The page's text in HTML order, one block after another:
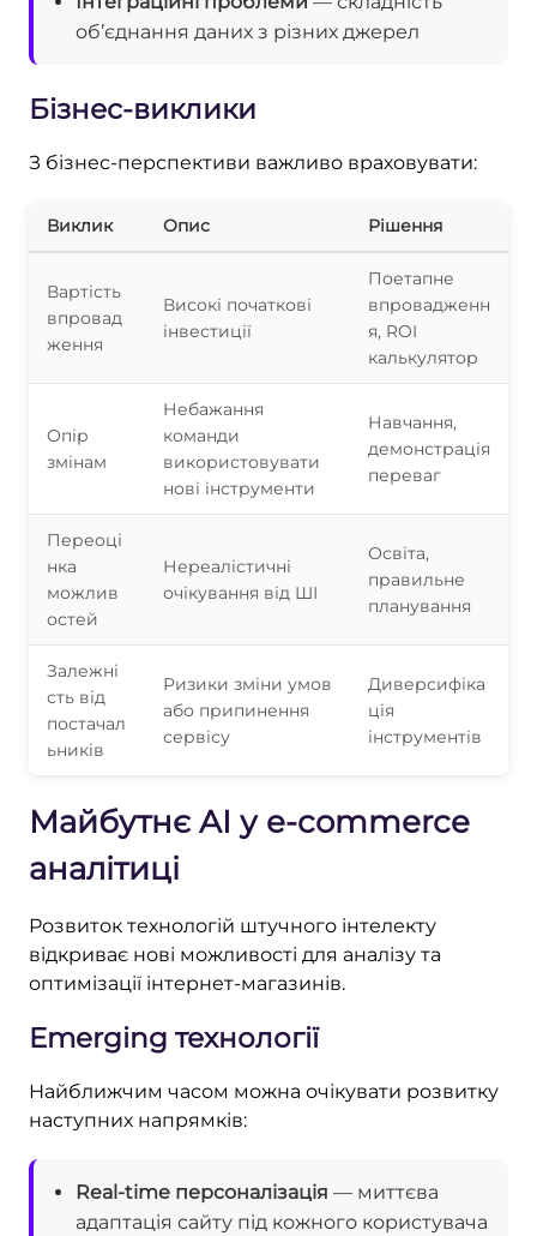
об’єднання даних з різних джерел
Бізнес-виклики
З бізнес-перспективи важливо враховувати:
Виклик Опис Рішення
Вартість
впровад
ження
Високі початкові
інвестиції
Поетапне
впровадженн
я, ROI
калькулятор
Опір
змінам
Небажання
команди
використовувати
нові інструменти
Навчання,
демонстрація
переваг
Переоці
нка
можлив
остей
Нереалістичні
очікування від ШІ
Освіта,
правильне
планування
Залежні
сть від
постачал
ьників
Ризики зміни умов
або припинення
сервісу
Диверсифіка
ція
інструментів
Майбутнє AI у e-commerce
аналітиці
Розвиток технологій штучного інтелекту
відкриває нові можливості для аналізу та
оптимізації інтернет-магазинів.
Emerging технології
Найближчим часом можна очікувати розвитку
наступних напрямків:
Real-time персоналізація — миттєва
адаптація сайту під кожного користувача